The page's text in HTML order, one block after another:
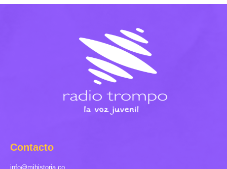
Contacto
info@mihistoria.co